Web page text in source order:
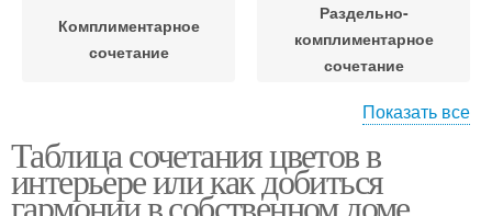
Комплиментарное
сочетание
Раздельно-
комплиментарное
сочетание
Комплементарное
сочетание
Правильное сочетание
Показать все
Таблица сочетания цветов в
интерьере или как добиться